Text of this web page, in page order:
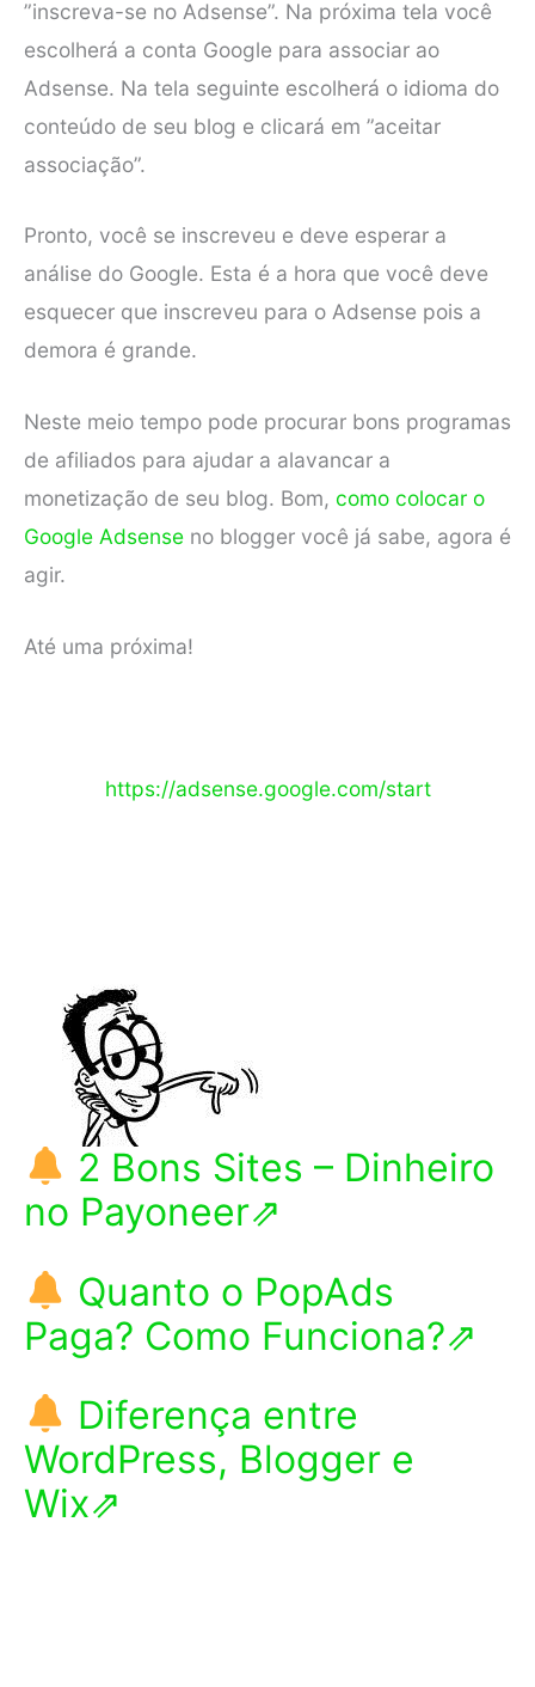
”inscreva-se no Adsense”. Na próxima tela você
escolherá a conta Google para associar ao
Adsense. Na tela seguinte escolherá o idioma do
conteúdo de seu blog e clicará em ”aceitar
associação”.
Pronto, você se inscreveu e deve esperar a
análise do Google. Esta é a hora que você deve
esquecer que inscreveu para o Adsense pois a
demora é grande.
Neste meio tempo pode procurar bons programas
de afiliados para ajudar a alavancar a
monetização de seu blog. Bom, como colocar o
Google Adsense no blogger você já sabe, agora é
agir.
Até uma próxima!
https://adsense.google.com/start
2 Bons Sites – Dinheiro
no Payoneer⇗
Quanto o PopAds
Paga? Como Funciona?⇗
Diferença entre
WordPress, Blogger e
Wix⇗